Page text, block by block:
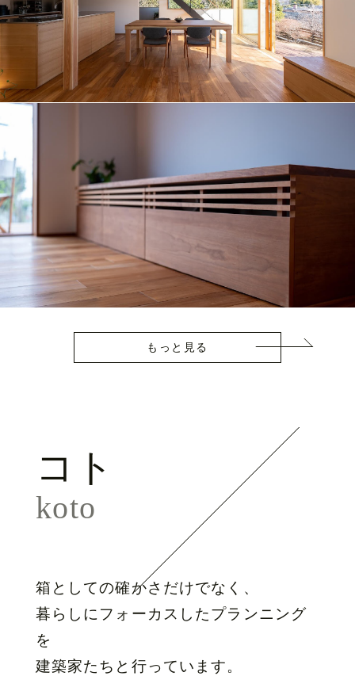
もっと見る
コト
koto
箱としての確かさだけでなく、
暮らしにフォーカスしたプランニング
を
建築家たちと行っています。